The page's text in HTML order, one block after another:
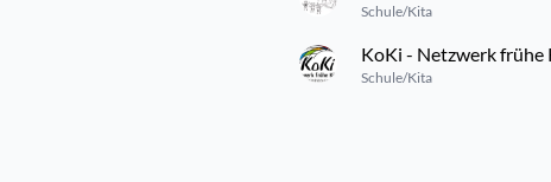
Schule/Kita
KoKi - Netzwerk frühe
Schule/Kita